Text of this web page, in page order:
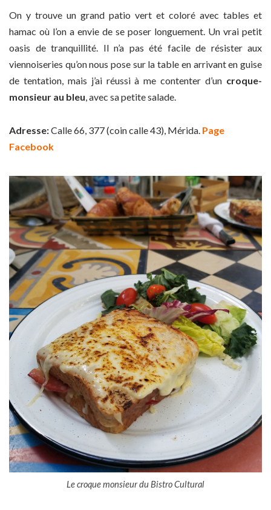
On y trouve un grand patio vert et coloré avec tables et
hamac où l’on a envie de se poser longuement. Un vrai petit
oasis de tranquillité. Il n’a pas été facile de résister aux
viennoiseries qu’on nous pose sur la table en arrivant en guise
de tentation, mais j’ai réussi à me contenter d’un croque-
monsieur au bleu, avec sa petite salade.
Adresse:Calle 66, 377 (coin calle 43), Mérida. Page
Facebook
Le croque monsieur du Bistro Cultural